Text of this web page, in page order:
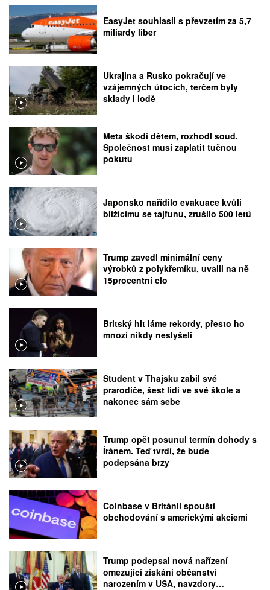
EasyJet souhlasil s převzetím za 5,7
miliardy liber
Ukrajina a Rusko pokračují ve
vzájemných útocích, terčem byly
sklady i lodě
Meta škodí dětem, rozhodl soud.
Společnost musí zaplatit tučnou
pokutu
Japonsko nařídilo evakuace kvůli
blížícímu se tajfunu, zrušilo 500 letů
Trump zavedl minimální ceny
výrobků z polykřemíku, uvalil na ně
15procentní clo
Britský hit láme rekordy, přesto ho
mnozí nikdy neslyšeli
Student v Thajsku zabil své
prarodiče, šest lidí ve své škole a
nakonec sám sebe
Trump opět posunul termín dohody s
Íránem. Teď tvrdí, že bude
podepsána brzy
Coinbase v Británii spouští
obchodování s americkými akciemi
Trump podepsal nová nařízení
omezující získání občanství
narozením v USA, navzdory